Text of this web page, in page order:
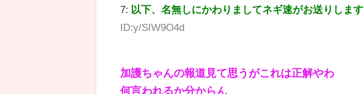
7: 以下、名無しにかわりましてネギ速がお送りします
ID:y/SIW9O4d
加護ちゃんの報道見て思うがこれは正解やわ
何言われるか分からん